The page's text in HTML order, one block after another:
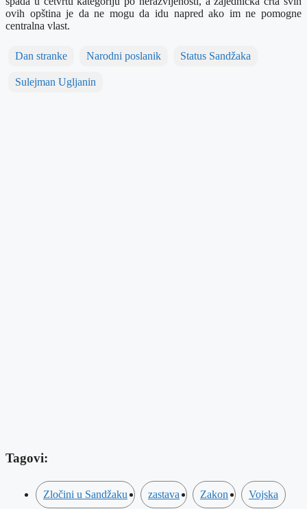
ovih opština je da ne mogu da idu napred ako im ne pomogne
centralna vlast.
Dan stranke Narodni poslanik Status Sandžaka
Sulejman Ugljanin
Tagovi:
Zločini u Sandžaku zastava Zakon Vojska